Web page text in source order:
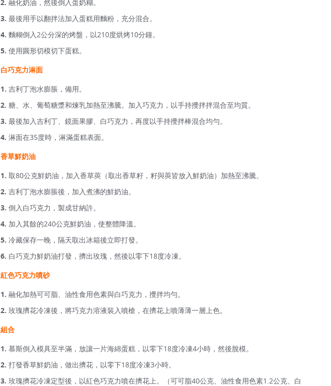
融化奶油，然後倒入蛋奶糊。
最後用手以翻拌法加入蛋糕用麵粉，充分混合。
麵糊倒入2公分深的烤盤，以210度烘烤10分鐘。
使用圓形切模切下蛋糕。
白巧克力淋面
吉利丁泡水膨脹，備用。
糖、水、葡萄糖漿和煉乳加熱至沸騰。加入巧克力，以手持攪拌拌混合至均質。
最後加入吉利丁、鏡面果膠、白巧克力，再度以手持攪拌棒混合均勻。
淋面在35度時，淋滿蛋糕表面。
香草鮮奶油
取80公克鮮奶油，加入香草莢（取出香草籽，籽與莢皆放入鮮奶油）加熱至沸騰。
吉利丁泡水膨脹後，加入煮沸的鮮奶油。
倒入白巧克力，製成甘納許。
加入其餘的240公克鮮奶油，使整體降溫。
冷藏保存一晚，隔天取出冰箱後立即打發。
白巧克力鮮奶油打發，擠出玫瑰，然後以零下18度冷凍。
紅色巧克力噴砂
融化加熱可可脂、油性食用色素與白巧克力，攪拌均勻。
玫瑰擠花冷凍後，將巧克力溶液裝入噴槍，在擠花上噴薄薄一層上色。
組合
慕斯倒入模具至半滿，放讓一片海綿蛋糕，以零下18度冷凍4小時，然後脫模。
打發香草鮮奶油，做出擠花，以零下18度冷凍3小時。
玫瑰擠花冷凍定型後，以紅色巧克力噴在擠花上。（可可脂40公克、油性食用色素1.2公克、白